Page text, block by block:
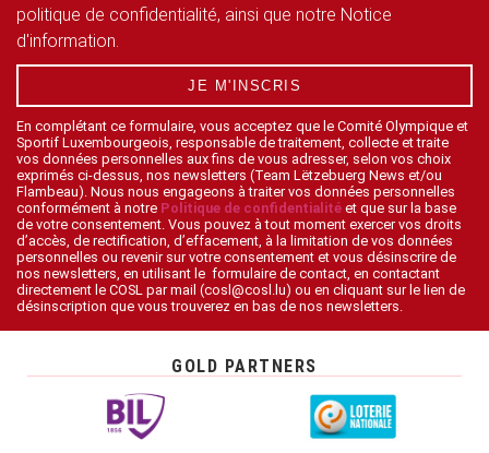
politique de confidentialité, ainsi que notre Notice
d'information.
JE M'INSCRIS
En complétant ce formulaire, vous acceptez que le Comité Olympique et
Sportif Luxembourgeois, responsable de traitement, collecte et traite
vos données personnelles aux fins de vous adresser, selon vos choix
exprimés ci-dessus, nos newsletters (Team Lëtzebuerg News et/ou
Flambeau). Nous nous engageons à traiter vos données personnelles
conformément à notre Politique de confidentialité et que sur la base
de votre consentement. Vous pouvez à tout moment exercer vos droits
d’accès, de rectification, d’effacement, à la limitation de vos données
personnelles ou revenir sur votre consentement et vous désinscrire de
nos newsletters, en utilisant le formulaire de contact, en contactant
directement le COSL par mail (cosl@cosl.lu) ou en cliquant sur le lien de
désinscription que vous trouverez en bas de nos newsletters.
GOLD PARTNERS